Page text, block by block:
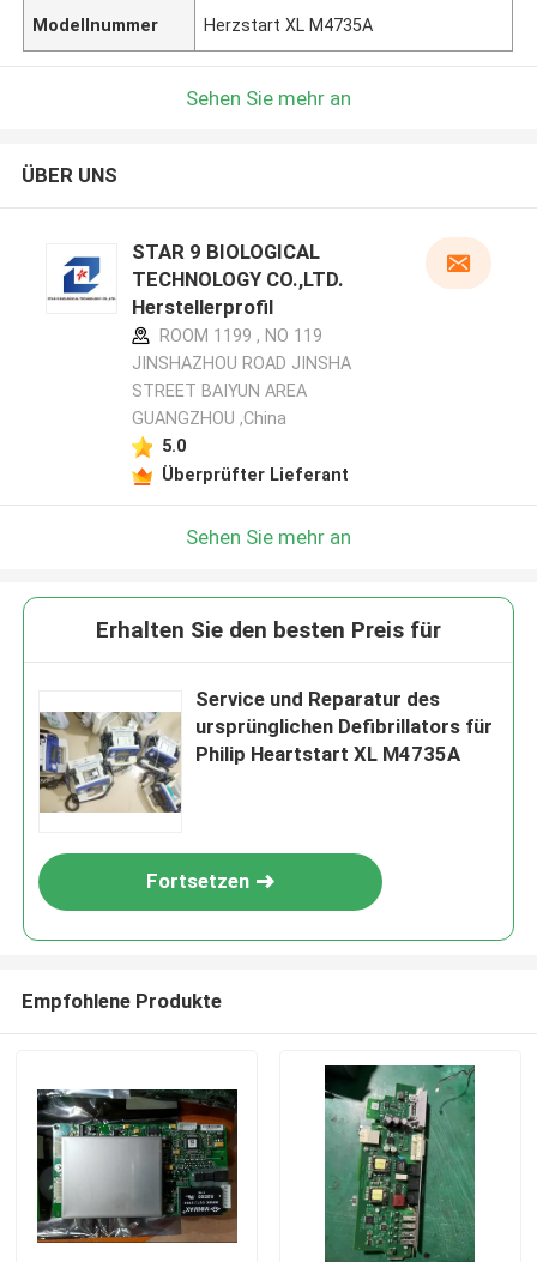
Modellnummer Herzstart XL M4735A
Sehen Sie mehr an
ÜBER UNS
STAR 9 BIOLOGICAL
TECHNOLOGY CO.,LTD.
Herstellerprofil
ROOM 1199 , NO 119
JINSHAZHOU ROAD JINSHA
STREET BAIYUN AREA
GUANGZHOU ,China
5.0
Überprüfter Lieferant
Sehen Sie mehr an
Erhalten Sie den besten Preis für
Service und Reparatur des
ursprünglichen Defibrillators für
Philip Heartstart XL M4735A
Fortsetzen
Empfohlene Produkte